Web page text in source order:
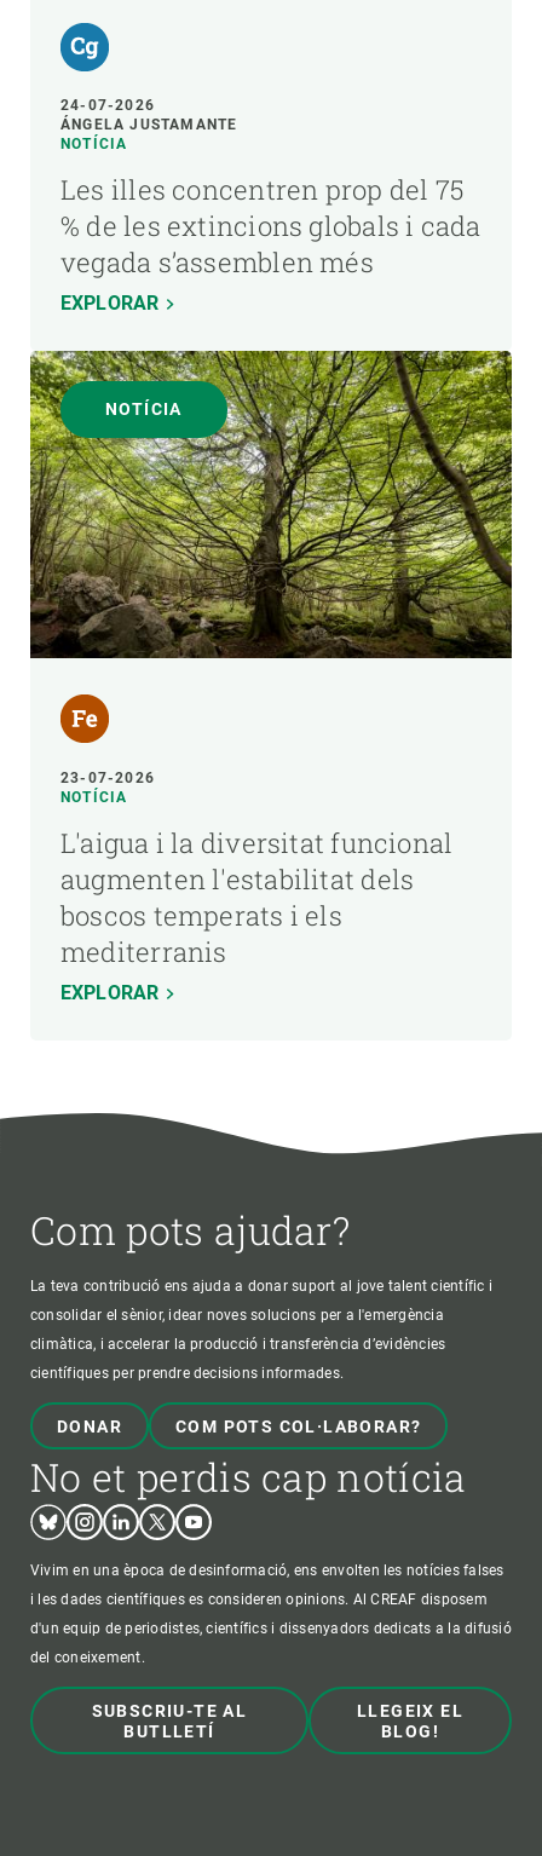
24-07-2026
ÁNGELA JUSTAMANTE
NOTÍCIA
Les illes concentren prop del 75
% de les extincions globals i cada
vegada s’assemblen més
EXPLORAR
NOTÍCIA
23-07-2026
NOTÍCIA
L'aigua i la diversitat funcional
augmenten l'estabilitat dels
boscos temperats i els
mediterranis
EXPLORAR
Com pots ajudar?
La teva contribució ens ajuda a donar suport al jove talent científic i
consolidar el sènior, idear noves solucions per a l'emergència
climàtica, i accelerar la producció i transferència d’evidències
científiques per prendre decisions informades.
DONAR COM POTS COL·LABORAR?
No et perdis cap notícia
BlueskyInstagram
LinkedinTwitterYoutube
Vivim en una època de desinformació, ens envolten les notícies falses
i les dades científiques es consideren opinions. Al CREAF disposem
d'un equip de periodistes, científics i dissenyadors dedicats a la difusió
del coneixement.
SUBSCRIU-TE AL
BUTLLETÍ
LLEGEIX EL
BLOG!